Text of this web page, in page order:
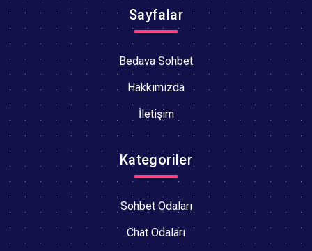
Sayfalar
Bedava Sohbet
Hakkımızda
İletişim
Kategoriler
Sohbet Odaları
Chat Odaları